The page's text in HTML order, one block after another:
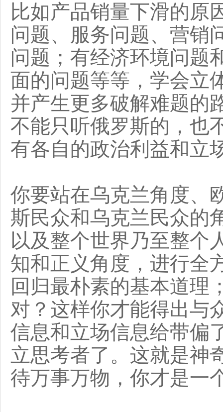
比如产品销量下滑的原
问题、服务问题、营销
问题；有经济环境问题
面的问题等等，学会立
并产生更多破解难题的
不能只听俄罗斯的，也
有各自的政治利益和立
你要站在乌克兰角度、
斯民众和乌克兰民众的
以及整个世界乃至整个
知和正义角度，进行全
回归最朴素的基本道理
对？这样你才能得出与
信息和立场信息给带偏
立思考者了。这就是神
待万事万物，你才是一